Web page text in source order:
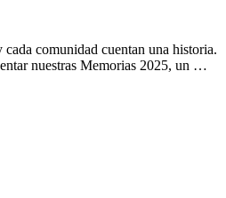
comunidad cuentan una historia.
nuestras Memorias 2025, un …